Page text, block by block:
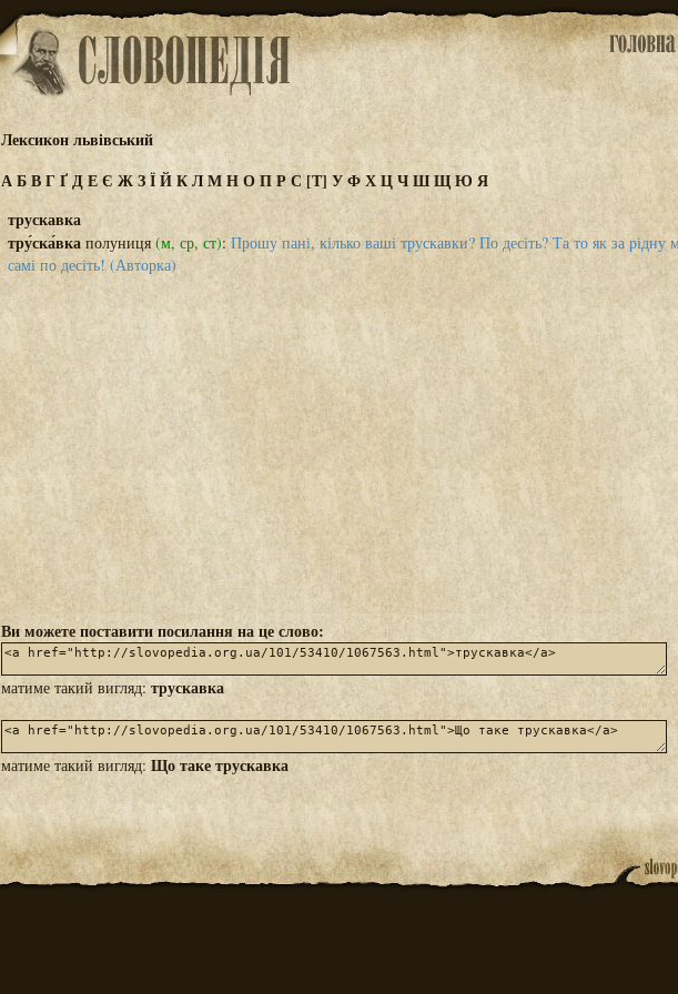
Лексикон львівський
АБВГҐДЕЄ ЖЗЇЙКЛМНОПРС[Т] УФХЦЧШЩЮ Я
трускавка
тру́ска́вка полуниця(м, ср, ст): Прошу пані, кілько ваші трускавки? По десіть? Та то як за рідну
самі по десіть! (Авторка)
Ви можете поставити посилання на це слово:
матиме такий вигляд:трускавка
матиме такий вигляд: Що таке трускавка